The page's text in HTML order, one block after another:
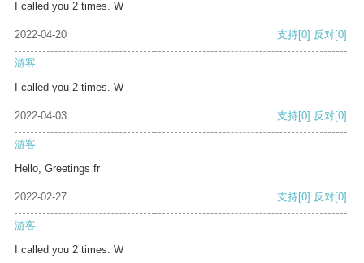
I called you 2 times. W
2022-04-20 支持[0] 反对[0]
游客
I called you 2 times. W
2022-04-03 支持[0] 反对[0]
游客
Hello, Greetings fr
2022-02-27 支持[0] 反对[0]
游客
I called you 2 times. W